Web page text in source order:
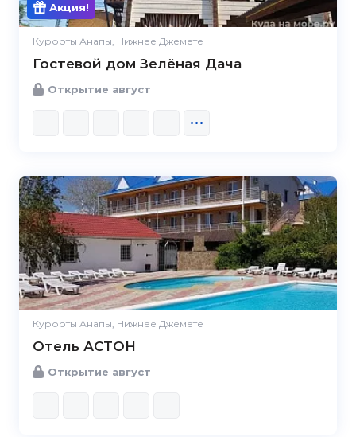
Акция!
Курорты Анапы, Нижнее Джемете
Гостевой дом Зелёная Дача
Открытие август
Курорты Анапы, Нижнее Джемете
Отель АСТОН
Открытие август